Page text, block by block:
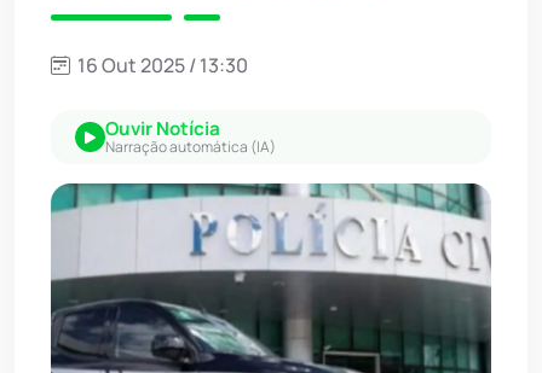
16 Out 2025 / 13:30
Ouvir Notícia
Narração automática (IA)